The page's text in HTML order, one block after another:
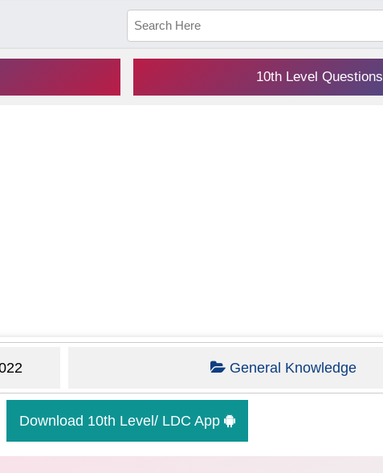
10th Level Questions
General Knowledge
Download 10th Level/ LDC App